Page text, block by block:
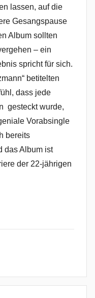
lassen, auf die
Gesangspause
Album sollten
– ein
spricht für sich.
betitelten
dass jede
gesteckt wurde,
Vorabsingle
bereits
das Album ist
der 22-jährigen